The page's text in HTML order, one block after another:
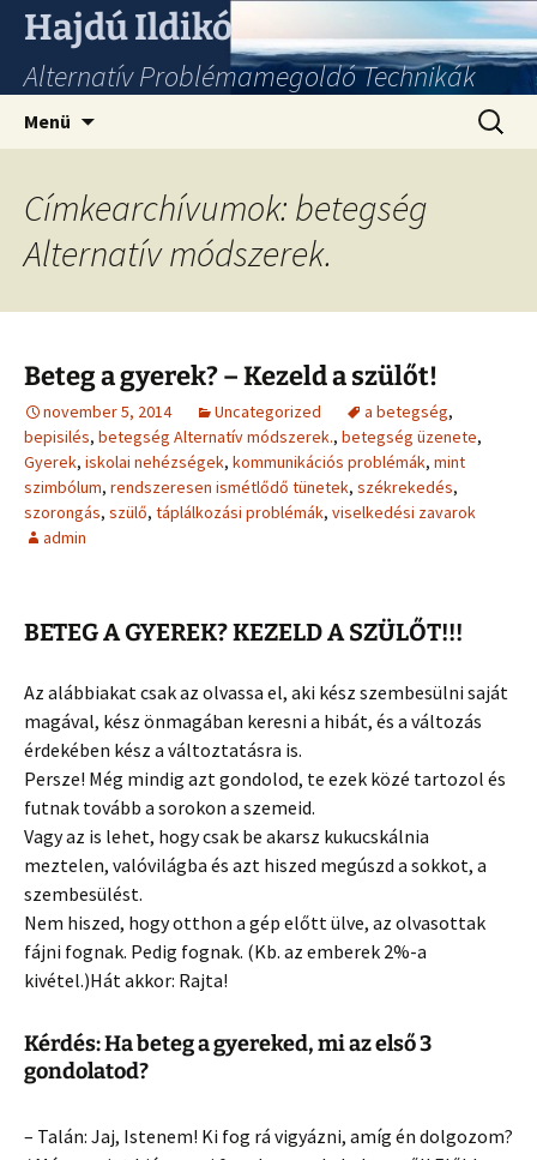
Hajdú Ildikó
Alternatív Problémamegoldó Technikák
Menü
Címkearchívumok: betegség
Alternatív módszerek.
Beteg a gyerek? – Kezeld a szülőt!
november 5, 2014 Uncategorized a betegség,
bepisilés, betegség Alternatív módszerek., betegség üzenete,
Gyerek, iskolai nehézségek, kommunikációs problémák, mint
szimbólum, rendszeresen ismétlődő tünetek, székrekedés,
szorongás, szülő, táplálkozási problémák, viselkedési zavarok
admin
BETEG A GYEREK? KEZELD A SZÜLŐT!!!
Az alábbiakat csak az olvassa el, aki kész szembesülni saját
magával, kész önmagában keresni a hibát, és a változás
érdekében kész a változtatásra is.
Persze! Még mindig azt gondolod, te ezek közé tartozol és
futnak tovább a sorokon a szemeid.
Vagy az is lehet, hogy csak be akarsz kukucskálnia
meztelen, valóvilágba és azt hiszed megúszd a sokkot, a
szembesülést.
Nem hiszed, hogy otthon a gép előtt ülve, az olvasottak
fájni fognak. Pedig fognak. (Kb. az emberek 2%-a
kivétel.)Hát akkor: Rajta!
Kérdés: Ha beteg a gyereked, mi az első 3
gondolatod?
– Talán: Jaj, Istenem! Ki fog rá vigyázni, amíg én dolgozom?